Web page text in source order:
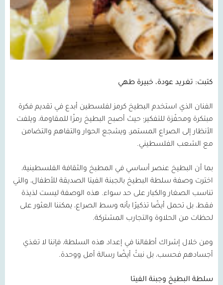
كتبت: تغريد عودة، خبيرة طهي
الفنان الذي استخدم البطيخ كرمز لفلسطين أبدع في تقديم فكرة
مبتكرة ومحفّزة للتفكير؛ حيث أصبح البطيخ رمزًا للمقاومة، ويلفت
الأنظار إلى الصراع المستمر، ويشجع الحوار والتفاهم والتضامن
مع الشعب الفلسطيني.
بما أن البطيخ عنصر أساسي في المطبخ والثقافة الفلسطينية،
اخترت وصفة سلطة البطيخ بالجبنة الفيتا الصديقة للأطفال، والتي
تناسب الصغار والكبار على حد سواء. هذه الوصفة ليست لذيذة
فقط، بل تحمل أيضًا تذكيرًا بأنه وسط الصراع، يمكننا العثور على
لحظات من الحلاوة والتجارب المشتركة.
ومن خلال إشراك أطفالنا في إعداد هذه السلطة، فإننا لا تغذي
أجسادهم فحسب، بل نبثّ أيضًا رسالة أمل ووحدة.
سلطة البطيخ وجبنة الفيتا